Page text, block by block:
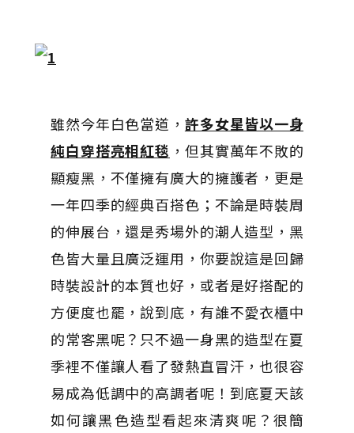
雖然今年白色當道， 許多女星皆以一身
純白穿搭亮相紅毯 ，但其實萬年不敗的
顯瘦黑，不僅擁有廣大的擁護者，更是
一年四季的經典百搭色；不論是時裝周
的伸展台，還是秀場外的潮人造型，黑
色皆大量且廣泛運用，你要說這是回歸
時裝設計的本質也好，或者是好搭配的
方便度也罷，說到底，有誰不愛衣櫃中
的常客黑呢？只不過一身黑的造型在夏
季裡不僅讓人看了發熱直冒汗，也很容
易成為低調中的高調者呢！到底夏天該
如何讓黑色造型看起來清爽呢？很簡